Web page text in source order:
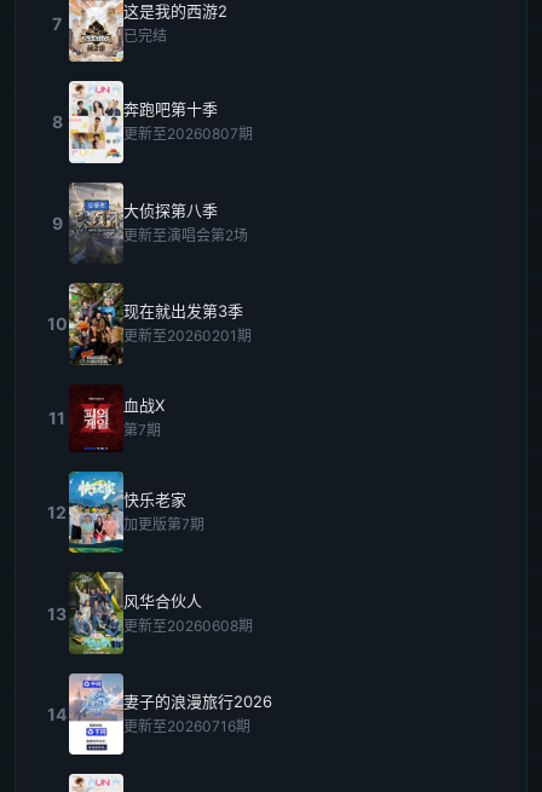
7
这是我的西游2
已完结
8
奔跑吧第十季
更新至20260807期
9
大侦探第八季
更新至演唱会第2场
10
现在就出发第3季
更新至20260201期
11
血战X
第7期
12
快乐老家
加更版第7期
13
风华合伙人
更新至20260608期
14
妻子的浪漫旅行2026
更新至20260716期